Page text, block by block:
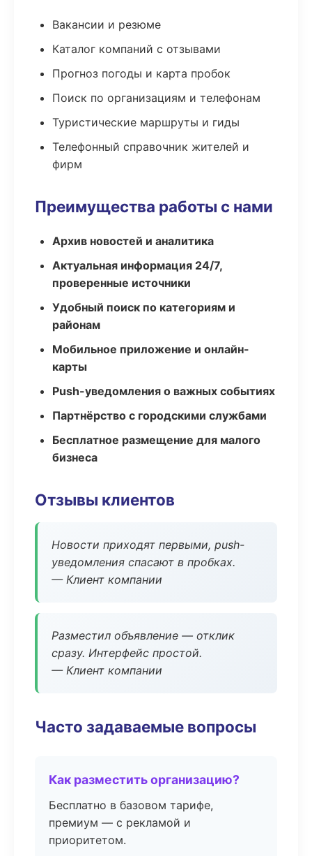
Вакансии и резюме
Каталог компаний с отзывами
Прогноз погоды и карта пробок
Поиск по организациям и телефонам
Туристические маршруты и гиды
Телефонный справочник жителей и
фирм
Преимущества работы с нами
Архив новостей и аналитика
Актуальная информация 24/7,
проверенные источники
Удобный поиск по категориям и
районам
Мобильное приложение и онлайн-
карты
Push-уведомления о важных событиях
Партнёрство с городскими службами
Бесплатное размещение для малого
бизнеса
Отзывы клиентов
Новости приходят первыми, push-
уведомления спасают в пробках.
— Клиент компании
Разместил объявление — отклик
сразу. Интерфейс простой.
— Клиент компании
Часто задаваемые вопросы
Как разместить организацию?
Бесплатно в базовом тарифе,
премиум — с рекламой и
приоритетом.